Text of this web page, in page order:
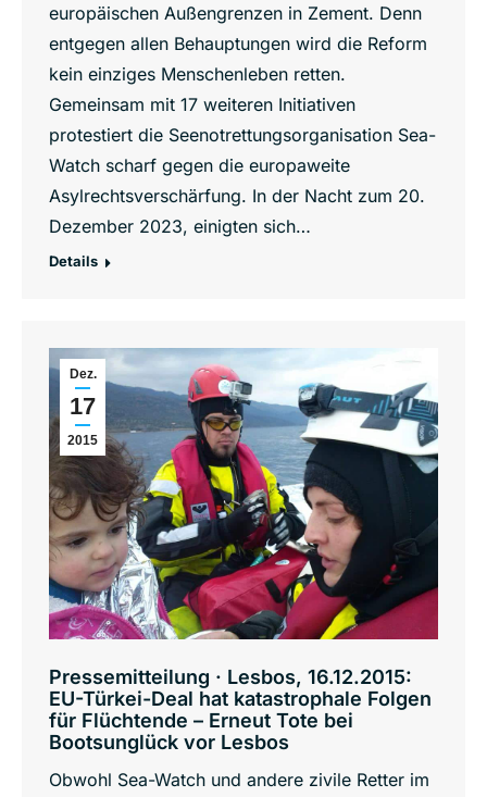
europäischen Außengrenzen in Zement. Denn
entgegen allen Behauptungen wird die Reform
kein einziges Menschenleben retten.
Gemeinsam mit 17 weiteren Initiativen
protestiert die Seenotrettungsorganisation Sea-
Watch scharf gegen die europaweite
Asylrechtsverschärfung. In der Nacht zum 20.
Dezember 2023, einigten sich…
Details
Dez.
17
2015
Pressemitteilung · Lesbos, 16.12.2015:
EU-Türkei-Deal hat katastrophale Folgen
für Flüchtende – Erneut Tote bei
Bootsunglück vor Lesbos
Obwohl Sea-Watch und andere zivile Retter im